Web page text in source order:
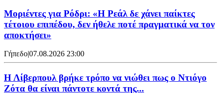
Μοριέντες για Ρόδρι: «Η Ρεάλ δε χάνει παίκτες
τέτοιου επιπέδου, δεν ήθελε ποτέ πραγματικά να τον
αποκτήσει»
Γήπεδο|07.08.2026 23:00
Η Λίβερπουλ βρήκε τρόπο να νιώθει πως ο Ντιόγο
Ζότα θα είναι πάντοτε κοντά της...